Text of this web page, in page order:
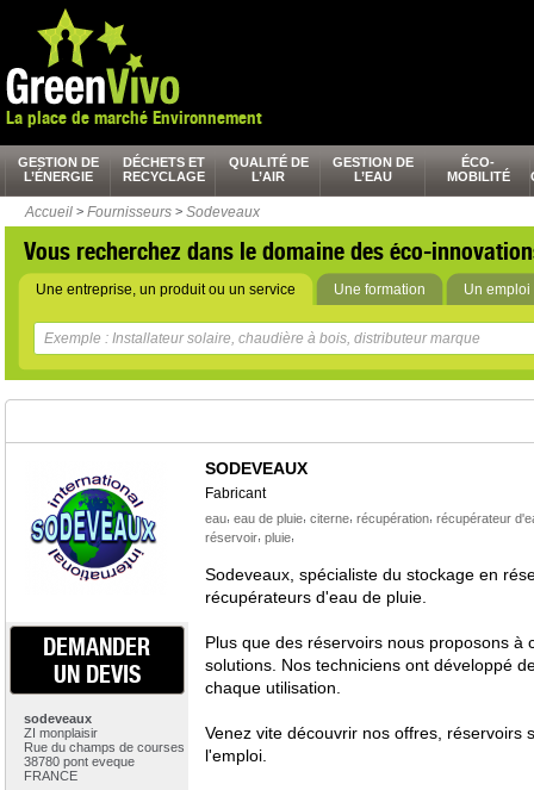
La place de marché Environnement
GESTION DE
L’ÉNERGIE
DÉCHETS ET
RECYCLAGE
QUALITÉ DE
L’AIR
GESTION DE
L’EAU
ÉCO-
MOBILITÉ
Accueil > Fournisseurs > Sodeveaux
Vous recherchez dans le domaine des éco-
Une entreprise, un produit ou un service Une formation Un emploi
DEMANDER
UN DEVIS
sodeveaux
ZI monplaisir
Rue du champs de courses
38780 pont eveque
FRANCE
SODEVEAUX
Fabricant
eau, eau de pluie, citerne, récupération, récupérateur
réservoir, pluie,
Sodeveaux, spécialiste du stockage en
récupérateurs d'eau de pluie.
Plus que des réservoirs nous proposons à
solutions. Nos techniciens ont développé
chaque utilisation.
Venez vite découvrir nos offres, réservoirs
l'emploi.